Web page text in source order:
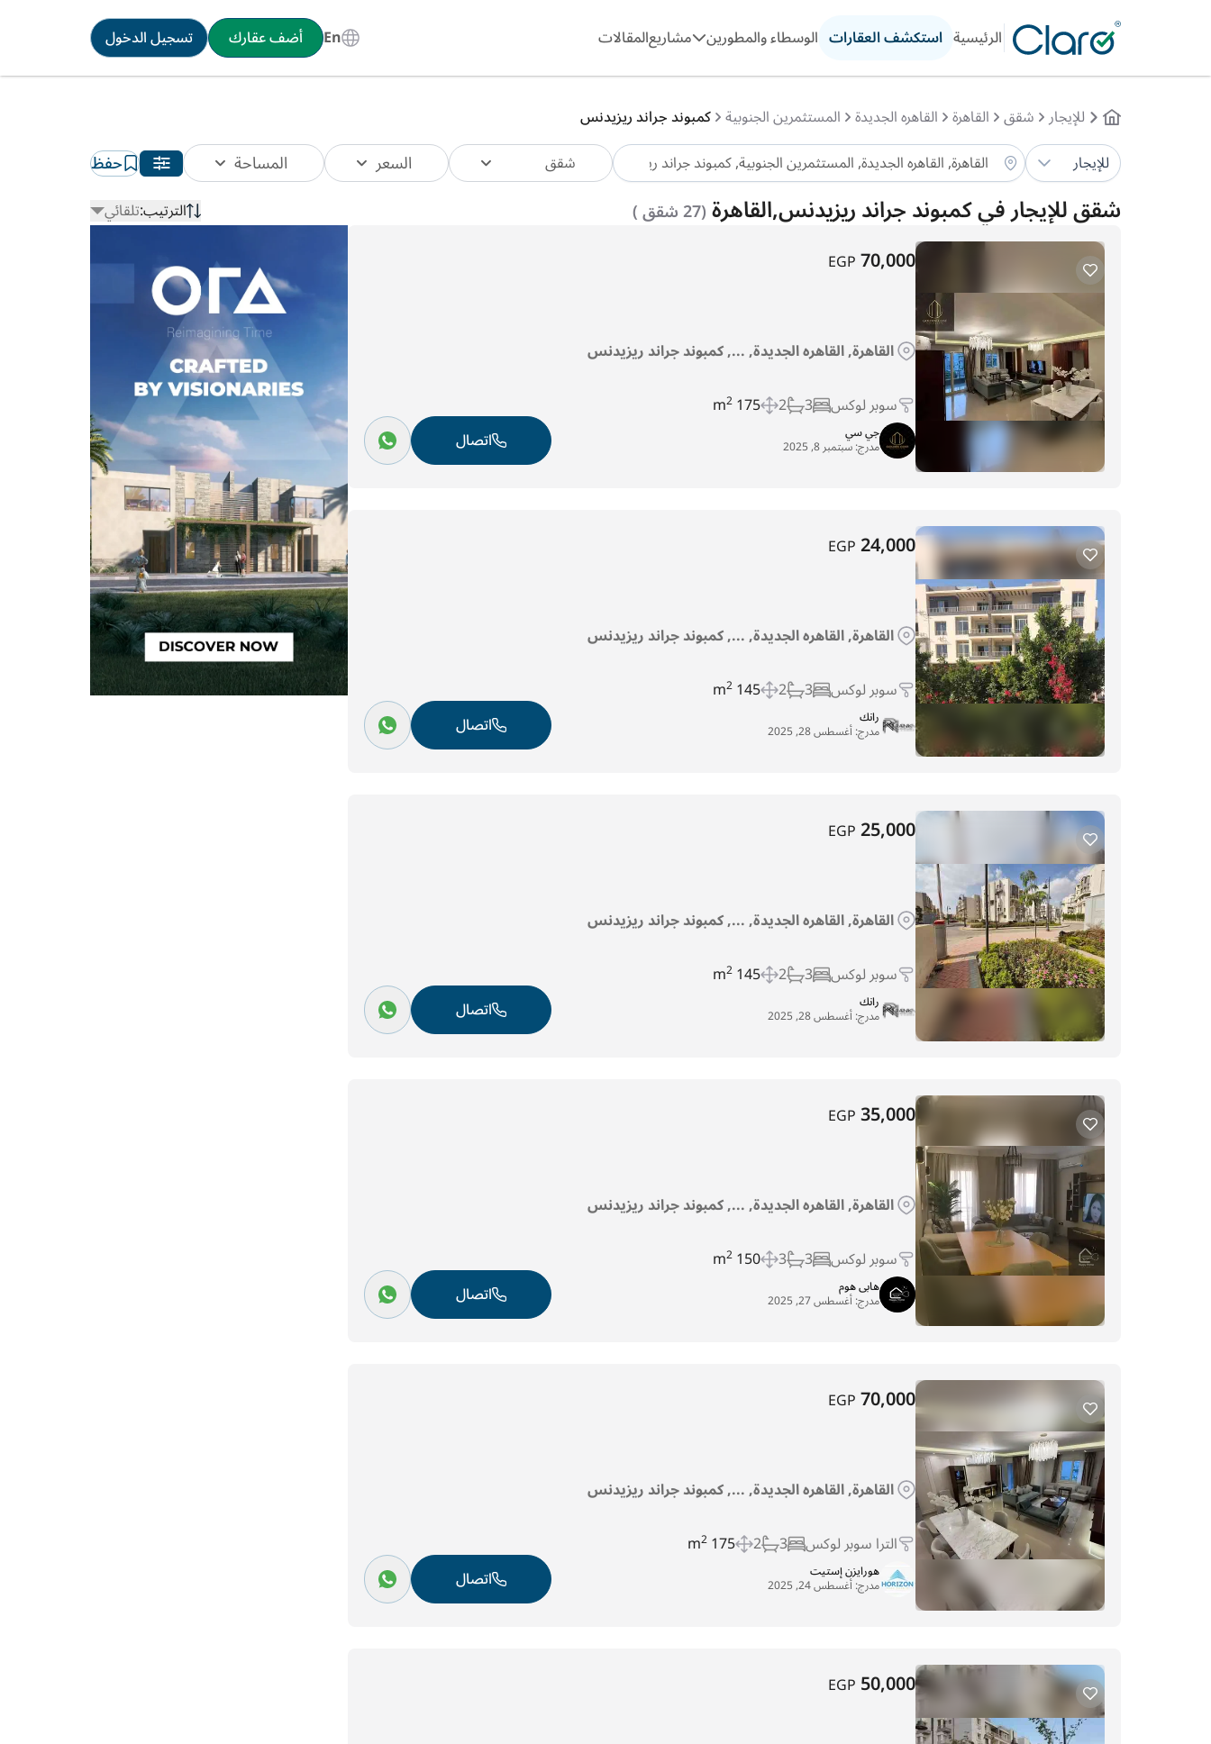
الرئيسية استكشف العقارات الوسطاء والمطورين مشاريعالمقالات En أضف عقارك تسجيل الدخول
للإيجار شقق القاهرة القاهره الجديدة المستثمرين الجنوبية كمبوند جراند ريزيدنس
للإيجار
شقق السعر المساحة حفظ
شقق للإيجار في كمبوند جراند ريزيدنس,القاهرة(27 شقق ) الترتيب:تلقائي
70,000
EGP
القاهرة, القاهره الجديدة, ..., كمبوند جراند ريزيدنس
سوبر لوكس 3
2
175 m
2
جي سي
مدرج:سبتمبر 8, 2025 اتصال
24,000
EGP
القاهرة, القاهره الجديدة, ..., كمبوند جراند ريزيدنس
سوبر لوكس 3
2
145 m
2
رانك
مدرج:أغسطس 28, 2025 اتصال
25,000
EGP
القاهرة, القاهره الجديدة, ..., كمبوند جراند ريزيدنس
سوبر لوكس 3
2
145 m
2
رانك
مدرج:أغسطس 28, 2025 اتصال
35,000
EGP
القاهرة, القاهره الجديدة, ..., كمبوند جراند ريزيدنس
سوبر لوكس 3
3
150 m
2
هابى هوم
مدرج:أغسطس 27, 2025 اتصال
70,000
EGP
القاهرة, القاهره الجديدة, ..., كمبوند جراند ريزيدنس
الترا سوبر لوكس 3
2
175 m
2
هورايزن إستيت
مدرج:أغسطس 24, 2025 اتصال
50,000
EGP